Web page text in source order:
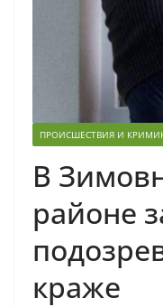
ПРОИСШЕСТВИЯ И
В
районе
краже